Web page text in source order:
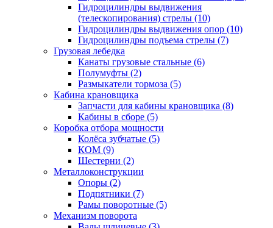
Гидроцилиндры выдвижения
(телескопирования) стрелы (10)
Гидроцилиндры выдвижения опор (10)
Гидроцилиндры подъема стрелы (7)
Грузовая лебедка
Канаты грузовые стальные (6)
Полумуфты (2)
Размыкатели тормоза (5)
Кабина крановщика
Запчасти для кабины крановщика (8)
Кабины в сборе (5)
Коробка отбора мощности
Колёса зубчатые (5)
КОМ (9)
Шестерни (2)
Металлоконструкции
Опоры (2)
Подпятники (7)
Рамы поворотные (5)
Механизм поворота